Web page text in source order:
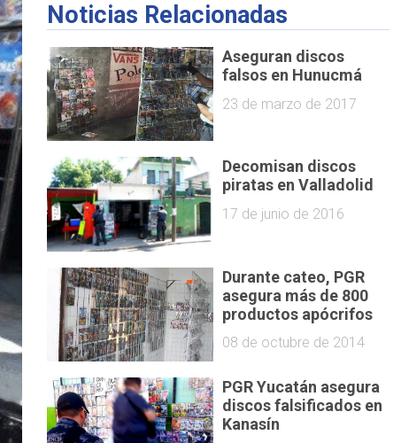
Noticias Relacionadas
Aseguran discos
falsos en Hunucmá
23 de marzo de 2017
Decomisan discos
piratas en Valladolid
17 de junio de 2016
Durante cateo, PGR
asegura más de 800
productos apócrifos
08 de octubre de 2014
PGR Yucatán asegura
discos falsificados en
Kanasín